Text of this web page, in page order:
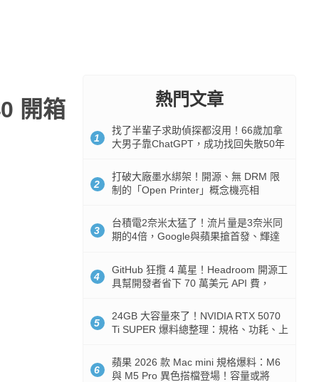
開箱
熱門文章
1
找了半輩子求助偵探都沒用！66歲加拿
大男子靠ChatGPT，成功找回失散50年
2
打破大廠墨水綁架！開源、無 DRM 限
制的「Open Printer」概念機亮相
3
台積電2奈米太猛了！流片量是3奈米同
期的4倍，Google與蘋果搶首發、輝達
4
GitHub 狂攬 4 萬星！Headroom 開源工
具幫開發者省下 70 萬美元 API 費，
5
24GB 大容量來了！NVIDIA RTX 5070
Ti SUPER 爆料總整理：規格、功耗、上
6
蘋果 2026 款 Mac mini 規格爆料：M6
與 M5 Pro 異色搭檔登場！容量或將